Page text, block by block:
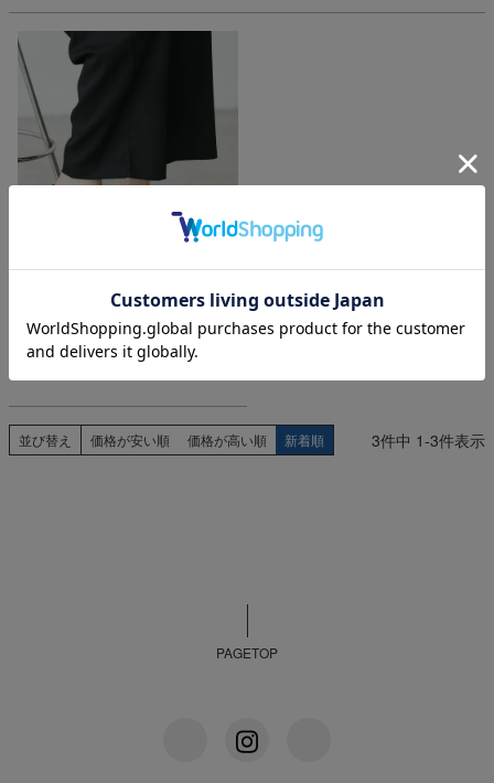
astronomy
¥4,950 税込
在庫切れ
並び替え 価格が安い順 価格が高い順 新着順 3件中 1-3件表示
PAGETOP